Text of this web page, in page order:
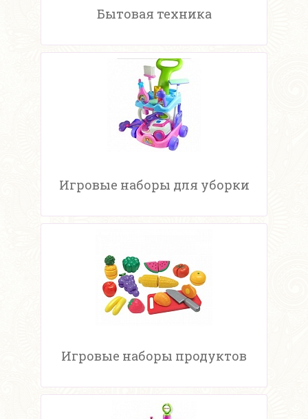
Бытовая техника
Игровые наборы для уборки
Игровые наборы продуктов